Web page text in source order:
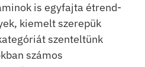
is egyfajta étrend-
kiemelt szerepük
szenteltünk
számos